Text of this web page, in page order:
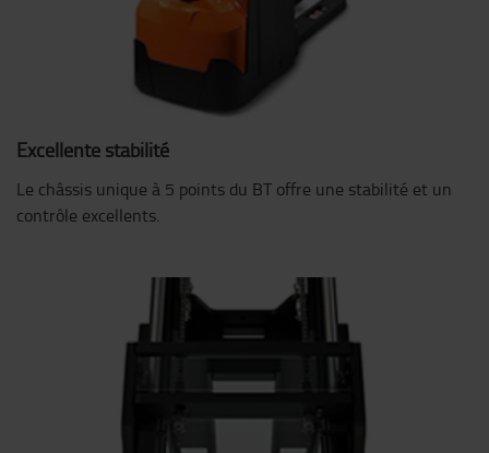
Excellente stabilité
Le châssis unique à 5 points du BT offre une stabilité et un
contrôle excellents.